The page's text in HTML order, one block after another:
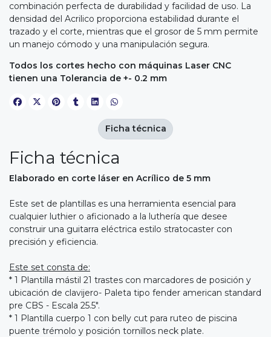
combinación perfecta de durabilidad y facilidad de uso. La
densidad del Acrilico proporciona estabilidad durante el
trazado y el corte, mientras que el grosor de 5 mm permite
un manejo cómodo y una manipulación segura.
Todos los cortes hecho con máquinas Laser CNC
tienen una Tolerancia de +- 0.2 mm
Ficha técnica
Elaborado en corte láser en Acrílico de 5 mm
Este set de plantillas es una herramienta esencial para
cualquier luthier o aficionado a la luthería que desee
construir una guitarra eléctrica estilo stratocaster con
precisión y eficiencia.
Este set consta de:
* 1 Plantilla mástil 21 trastes con marcadores de posición y
ubicación de clavijero- Paleta tipo fender american standard
pre CBS - Escala 25.5".
* 1 Plantilla cuerpo 1 con belly cut para ruteo de piscina
puente trémolo y posición tornillos neck plate.
Ficha técnica